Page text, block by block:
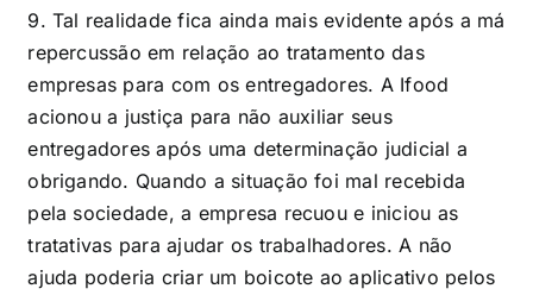
9. Tal realidade fica ainda mais evidente após a má
repercussão em relação ao tratamento das
empresas para com os entregadores. A Ifood
acionou a justiça para não auxiliar seus
entregadores após uma determinação judicial a
obrigando. Quando a situação foi mal recebida
pela sociedade, a empresa recuou e iniciou as
tratativas para ajudar os trabalhadores. A não
ajuda poderia criar um boicote ao aplicativo pelos